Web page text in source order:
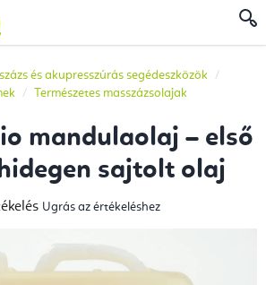
és akupresszúrás segédeszközök
Természetes masszázsolajak
mandulaolaj – első
sajtolt olaj
Ugrás az értékeléshez